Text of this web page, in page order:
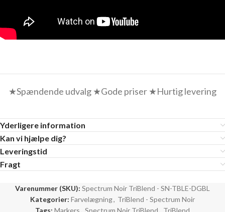
★Spændende udvalg ★Gode priser ★Hurtig levering
Yderligere information
Kan vi hjælpe dig?
Leveringstid
Fragt
Varenummer (SKU): Spectrum Noir TriBlend - SN-TBLE-DGBL
Kategorier: Farvelægning, TriBlend - Spectrum Noir
Tags: Markers, Spectrum Noir TriBlend, TriBlend